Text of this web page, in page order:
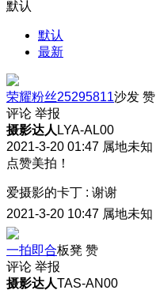
默认
默认
最新
荣耀粉丝25295811沙发 赞
评论 举报
摄影达人 LYA-AL00
2021-3-20 01:47 属地未知
点赞美拍！
爱摄影的卡丁 : 谢谢
2021-3-20 10:47 属地未知
一拍即合板凳 赞
评论 举报
摄影达人TAS-AN00